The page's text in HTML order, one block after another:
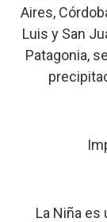
Aires,
Luis y San
Patagonia,
La Niña